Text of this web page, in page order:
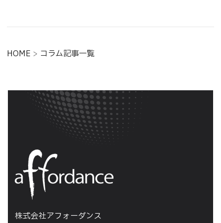
HOME > コラム記事一覧
株式会社アフォーダンス